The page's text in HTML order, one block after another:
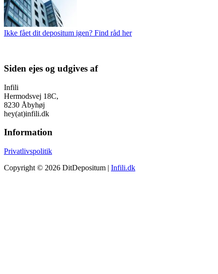
Ikke fået dit depositum igen? Find råd her
Siden ejes og udgives af
Infili
Hermodsvej 18C,
8230 Åbyhøj
hey(at)infili.dk
Information
Privatlivspolitik
Copyright © 2026 DitDepositum | Infili.dk